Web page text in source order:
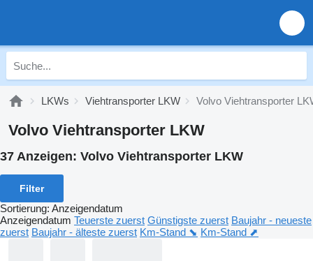
LKWs Viehtransporter LKW Volvo Viehtransporter
Volvo Viehtransporter LKW
37 Anzeigen: Volvo Viehtransporter LKW
Filter
Sortierung: Anzeigendatum
Anzeigendatum Teuerste zuerst Günstigste zuerst Baujahr - neueste
zuerst Baujahr - älteste zuerst Km-Stand ⬊ Km-Stand ⬈